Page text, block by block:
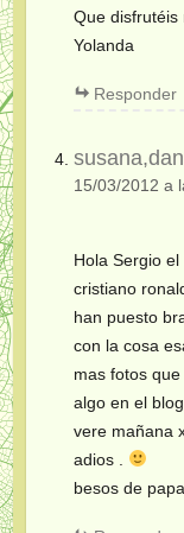
Que disfrutéis
Yolanda
Responder
15/03/2012 a
Hola Sergio
cristiano
han puesto
con la cosa
mas fotos
algo en el
vere mañana
adios .
besos de